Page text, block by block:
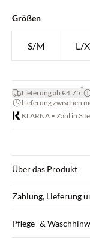
Größen
S/M L/
Lieferung ab €4,75*
Lieferung zwischen
KLARNA • Zahl in 3
Über das Produkt
Zahlung, Lieferung
Pflege- &